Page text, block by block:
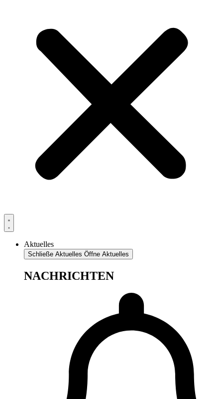
Aktuelles
Schließe Aktuelles Öffne Aktuelles
NACHRICHTEN